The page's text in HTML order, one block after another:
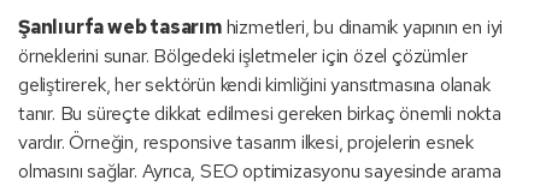
Şanlıurfa web tasarımhizmetleri, bu dinamik yapının en iyi
örneklerini sunar. Bölgedeki işletmeler için özel çözümler
geliştirerek, her sektörün kendi kimliğini yansıtmasına olanak
tanır. Bu süreçte dikkat edilmesi gereken birkaç önemli nokta
vardır. Örneğin, responsive tasarım ilkesi, projelerin esnek
olmasını sağlar. Ayrıca, SEO optimizasyonu sayesinde arama